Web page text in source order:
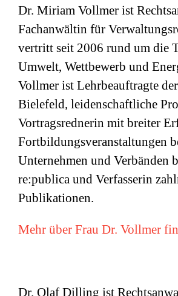
Dr. Miriam Vollmer ist
Fachanwältin für
vertritt seit 2006 rund um die
Umwelt, Wettbewerb und
Vollmer ist Lehrbeauftragte
Bielefeld, leidenschaftliche
Vortragsrednerin mit breiter
Fortbildungsveranstaltungen
Unternehmen und Verbänden
re:publica und Verfasserin
Publikationen.
Mehr über Frau Dr. Vollmer
Dr. Olaf Dilling ist